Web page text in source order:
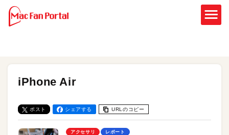
iPhone Air
ポスト シェアする URLのコピー
アクセサリ レポート